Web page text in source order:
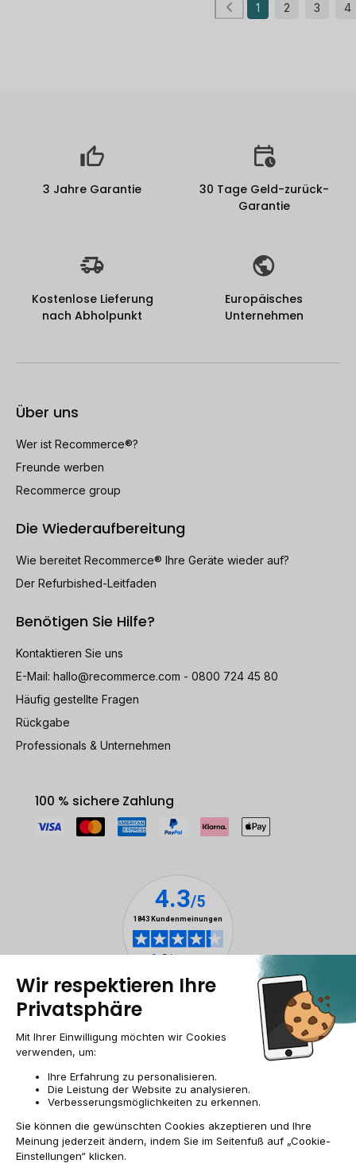
1 2 3 4
3 Jahre Garantie
30 Tage Geld-zurück-
Garantie
Kostenlose Lieferung
nach Abholpunkt
Europäisches
Unternehmen
Über uns
Wer ist Recommerce®?
Freunde werben
Recommerce group
Die Wiederaufbereitung
Wie bereitet Recommerce® Ihre Geräte wieder auf?
Der Refurbished-Leitfaden
Benötigen Sie Hilfe?
Kontaktieren Sie uns
E-Mail: hallo@recommerce.com - 0800 724 45 80
Häufig gestellte Fragen
Rückgabe
Professionals & Unternehmen
100 % sichere Zahlung
Impressum & ANB Allgemeine GeschäftsbedingungenCookies
Personenbezogener datenBarrierefreiheit
© 2009-2026 RECOMMERCE - Alle Rechte vorbehalten.